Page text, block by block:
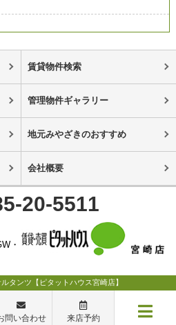
賃貸物件検索
管理物件ギャラリー
地元みやざきのおすすめ
会社概要
20-5511
・
タンツ【ピタットハウス宮崎店】
問い合わせ 来店予約